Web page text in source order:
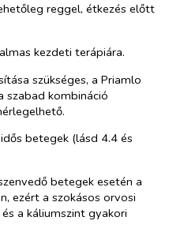
reggel, étkezés előtt
kezdeti terápiára.
szükséges, a Priamlo
kombináció
betegek (lásd 4.4 és
betegek esetén a
ezért a szokásos orvosi
a káliumszint gyakori